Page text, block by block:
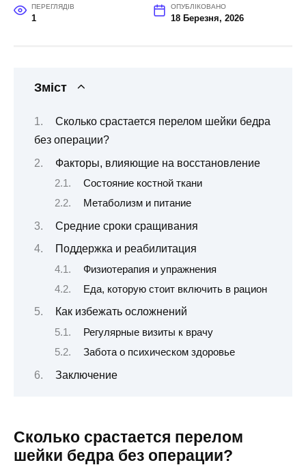
ПЕРЕГЛЯДІВ
1
ОПУБЛІКОВАНО
18 Березня, 2026
Зміст
Сколько срастается перелом шейки бедра
без операции?
Факторы, влияющие на восстановление
Состояние костной ткани
Метаболизм и питание
Средние сроки сращивания
Поддержка и реабилитация
Физиотерапия и упражнения
Еда, которую стоит включить в рацион
Как избежать осложнений
Регулярные визиты к врачу
Забота о психическом здоровье
Заключение
Сколько срастается перелом
шейки бедра без операции?